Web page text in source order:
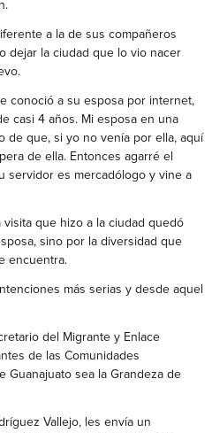
a la de sus compañeros
dejar la ciudad que lo vio nacer
conoció a su esposa por internet,
casi 4 años. Mi esposa en una
de que, si yo no venía por ella, aquí
de ella. Entonces agarré el
servidor es mercadólogo y vine a
que hizo a la ciudad quedó
sino por la diversidad que
encuentra.
más serias y desde aquel
del Migrante y Enlace
de las Comunidades
Guanajuato sea la Grandeza de
Vallejo, les envía un